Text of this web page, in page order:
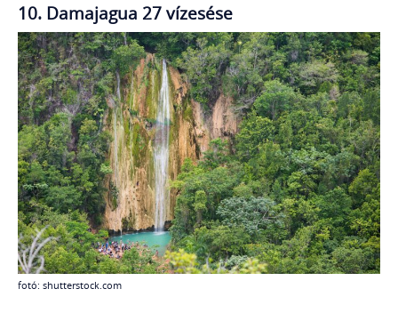
10. Damajagua 27 vízesése
fotó: shutterstock.com